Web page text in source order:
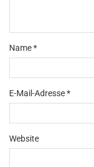
Name*
E-Mail-Adresse*
Website